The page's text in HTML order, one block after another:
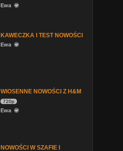
Ewa
KAWECZKA I TEST NOWOŚCI
Ewa
WIOSENNE NOWOŚCI Z H&M
720p
Ewa
NOWOŚCI W SZAFIE I